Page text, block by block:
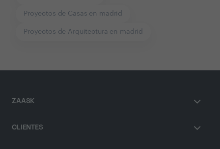
Proyectos de Casas en madrid
Proyectos de Arquitectura en madrid
ZAASK
CLIENTES